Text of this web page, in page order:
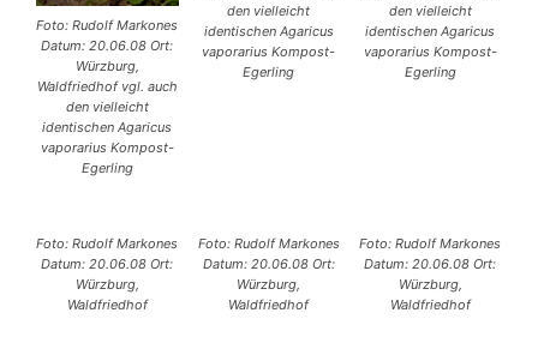
Foto: Rudolf Markones
Datum: 20.06.08 Ort:
Würzburg,
Waldfriedhof vgl. auch
den vielleicht
identischen Agaricus
vaporarius Kompost-
Egerling
den vielleicht
identischen Agaricus
vaporarius Kompost-
Egerling
den vielleicht
identischen Agaricus
vaporarius Kompost-
Egerling
Foto: Rudolf Markones
Datum: 20.06.08 Ort:
Würzburg,
Waldfriedhof
Foto: Rudolf Markones
Datum: 20.06.08 Ort:
Würzburg,
Waldfriedhof
Foto: Rudolf Markones
Datum: 20.06.08 Ort:
Würzburg,
Waldfriedhof